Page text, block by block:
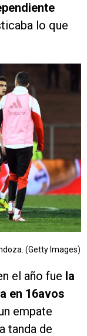
lo que
(Getty Images)
el año fue la
en 16avos
empate
tanda de